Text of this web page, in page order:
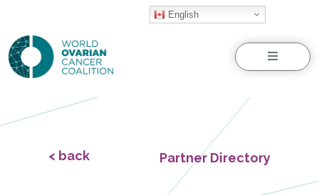
English
Menu
< back Partner Directory